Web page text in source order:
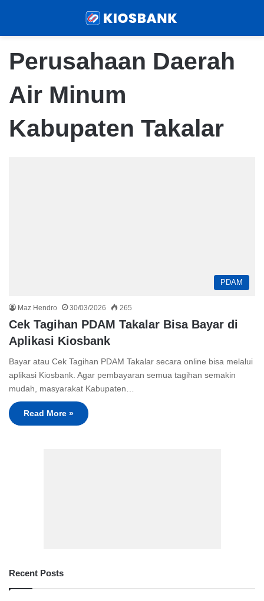
Perusahaan Daerah
Air Minum
Kabupaten Takalar
PDAM
Maz Hendro 30/03/2026 265
Cek Tagihan PDAM Takalar Bisa Bayar di
Aplikasi Kiosbank
Bayar atau Cek Tagihan PDAM Takalar secara online bisa melalui
aplikasi Kiosbank. Agar pembayaran semua tagihan semakin
mudah, masyarakat Kabupaten…
Read More »
Recent Posts